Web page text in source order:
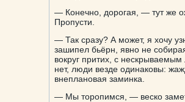
— Конечно, дорогая, — тут же
Пропусти.
— Так сразу? А может, я хочу
зашипел бьёрн, явно не
вокруг притих, с
нет, люди везде одинаковы:
внеплановая заминка.
— Мы торопимся, — веско